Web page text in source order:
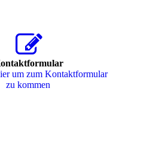
um zum Kon­takt­for­mu­lar
zu kommen